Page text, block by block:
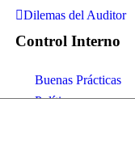
Dilemas del Auditor
Control Interno
Buenas Prácticas
Políticas